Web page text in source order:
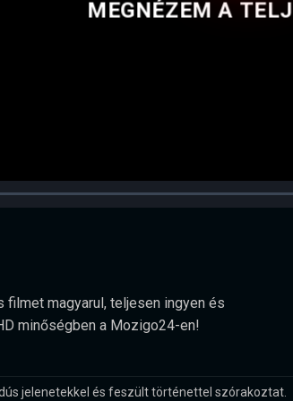
MEGNÉZEM A
magyarul, teljesen ingyen és
minőségben a Mozigo24-en!
jelenetekkel és feszült történettel szórakoztat.